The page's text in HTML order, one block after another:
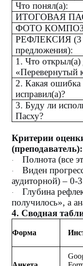
Что
ИТОГОВАЯ
ФОТО
РЕФЛЕКСИЯ (3
1. Что открыл(а)
«Перевернутый
2. Какая ошибка
3. Буду ли
Критерии
(преподаватель):
· Полнота (все
·
Виден
аудиторной) – 0-3
·
Глубина
получилось», а
4. Сводная
Форма